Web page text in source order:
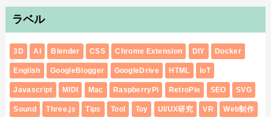
ラベル
3D AI Blender CSS Chrome Extension DIY Docker
English GoogleBlogger GoogleDrive HTML IoT
Javascript MIDI Mac RaspberryPi RetroPie SEO SVG
Sound Three.js Tips Tool Toy UI/UX研究 VR Web制作